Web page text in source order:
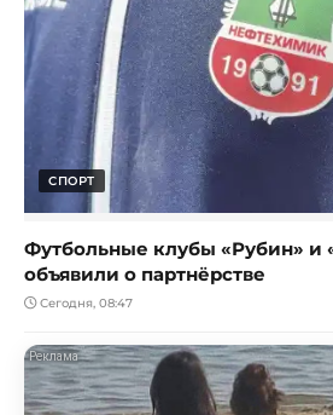
СПОРТ
Футбольные клубы «Рубин» и
объявили о партнёрстве
Сегодня, 08:47